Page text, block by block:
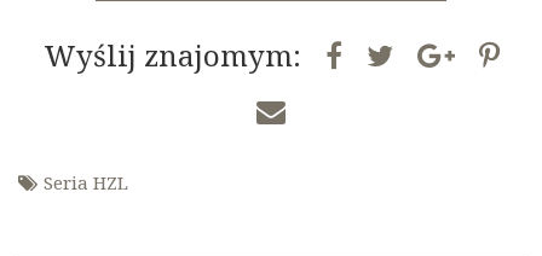
Wyślij znajomym:
Seria HZL